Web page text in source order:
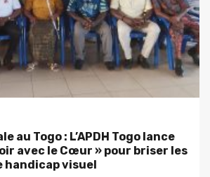
au Togo : L’APDH Togo lance
avec le Cœur » pour briser les
handicap visuel